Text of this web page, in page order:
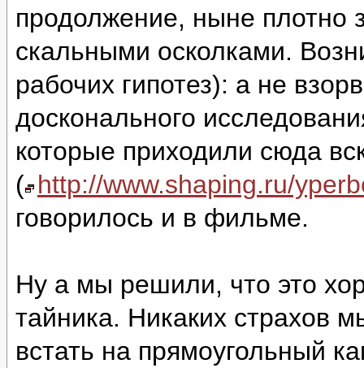
продолжение, ныне плотно
скальными осколками.
рабочих гипотез): а не
досконального
которые приходили сюда
( http://www.shaping.ru/
говорилось и в фильме.
Ну а мы решили, что это
тайника. Никаких страхов
встать на прямоугольный